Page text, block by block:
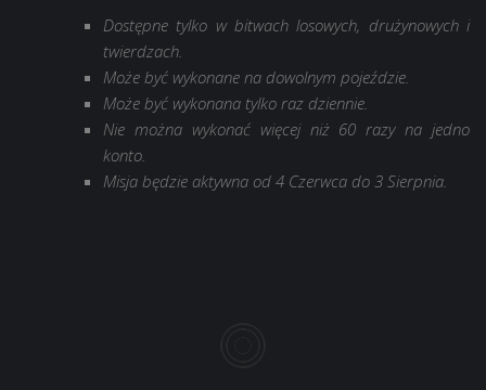
Dostępne tylko w bitwach losowych, drużynowych i
twierdzach.
Może być wykonane na dowolnym pojeździe.
Może być wykonana tylko raz dziennie.
Nie można wykonać więcej niż 60 razy na jedno
konto.
Misja będzie aktywna od 4 Czerwca do 3 Sierpnia.